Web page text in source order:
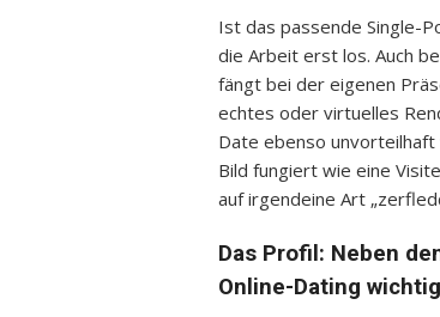
Ist das passende Single-
die Arbeit erst los. Auch
fängt bei der eigenen
echtes oder virtuelles
Date ebenso
Bild fungiert wie eine
auf irgendeine Art
Das Profil: Neben
Online-Dating wichtig